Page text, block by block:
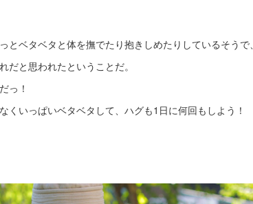
とベタベタと体を撫でたり抱きしめたりしているそうで、
だと思われたということだ。
っ！
くいっぱいベタベタして、ハグも1日に何回もしよう！